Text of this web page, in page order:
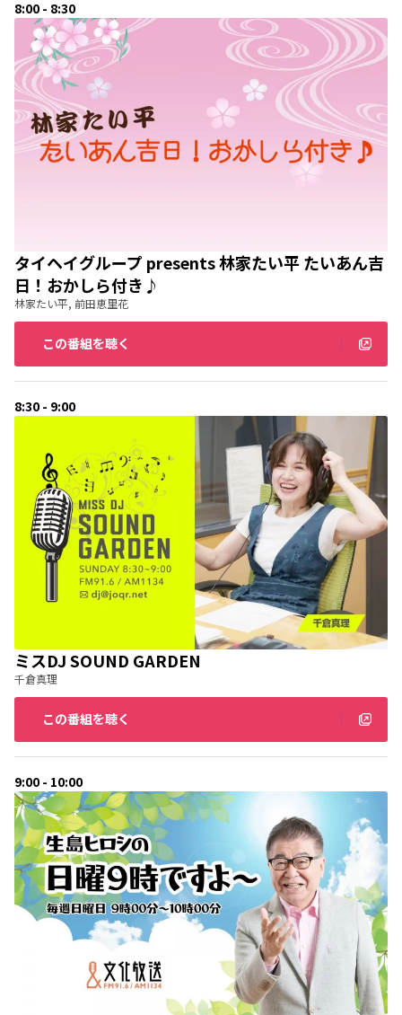
8:00 - 8:30
タイヘイグループ presents 林家たい平 たいあん吉
日！おかしら付き♪
林家たい平, 前田恵里花
この番組を聴く
8:30 - 9:00
ミスDJ SOUND GARDEN
千倉真理
この番組を聴く
9:00 - 10:00